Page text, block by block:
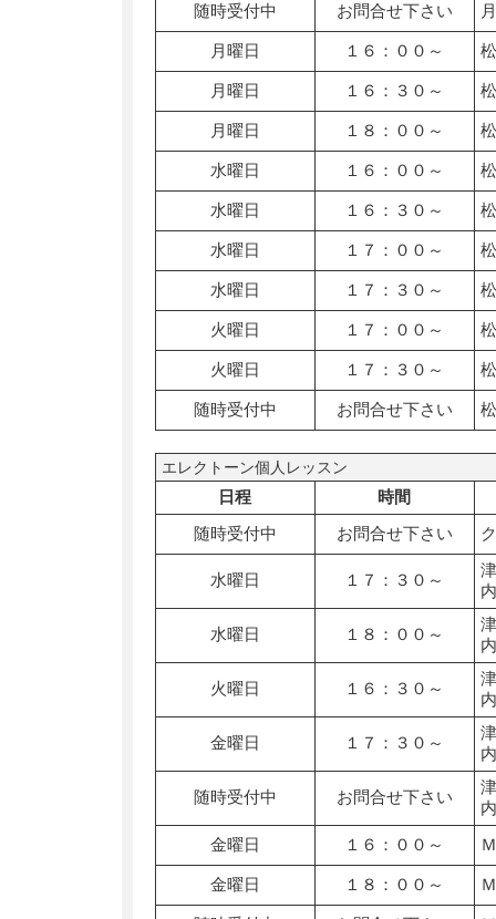
随時受付中 お問合せ下さい
月曜日 １６：００～
月曜日 １６：３０～
月曜日 １８：００～
水曜日 １６：００～
水曜日 １６：３０～
水曜日 １７：００～
水曜日 １７：３０～
火曜日 １７：００～
火曜日 １７：３０～
随時受付中 お問合せ下さい
エレクトーン個人レッスン
日程
時間
随時受付中
お問合せ下さい
水曜日 １７：３０～
水曜日 １８：００～
火曜日 １６：３０～
金曜日 １７：３０～
随時受付中 お問合せ下さい
金曜日
１６：００～
金曜日 １８：００～